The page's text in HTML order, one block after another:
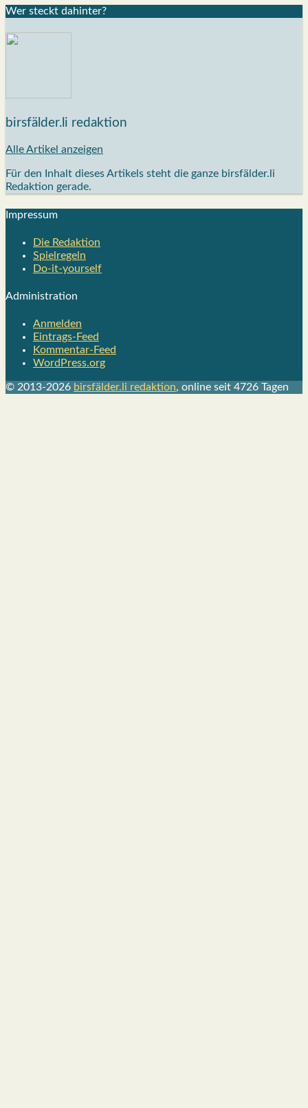
Wer steckt dahin­ter?
birsfälder.li redaktion
Alle Artikel anzeigen
Für den Inhalt dieses Artikels steht die ganze birsfälder.li
Redaktion gerade.
Impres­sum
Die Redak­ti­on
Spiel­re­geln
Do-it-your­s­elf
Admi­nis­tra­ti­on
Anmelden
Eintrags-Feed
Kommentar-Feed
WordPress.org
© 2013-2026 birsfälder.li redaktion, online seit 4726 Tagen